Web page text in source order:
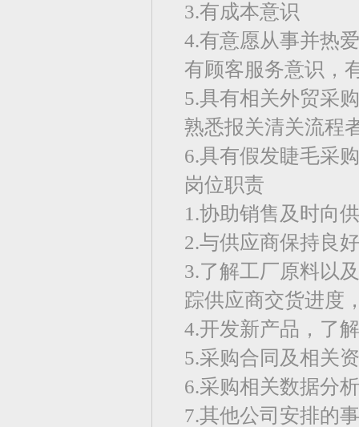
3.有成本意识
4.有意愿从事并热
有顾客服务意识，
5.具有相关外贸采
熟悉报关清关流程
6.具有假发睫毛采
岗位职责
1.协助销售及时向
2.与供应商保持良
3.了解工厂原料以
踪供应商交货进度
4.开发新产品，了
5.采购合同及相关
6.采购相关数据分析
7.其他公司安排的